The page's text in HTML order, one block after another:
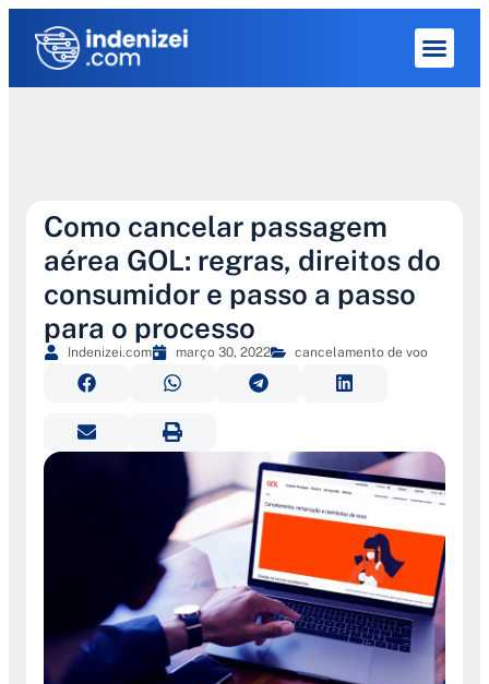
Como cancelar passagem
aérea GOL: regras, direitos do
consumidor e passo a passo
para o processo
Indenizei.com março 30, 2022 cancelamento de voo